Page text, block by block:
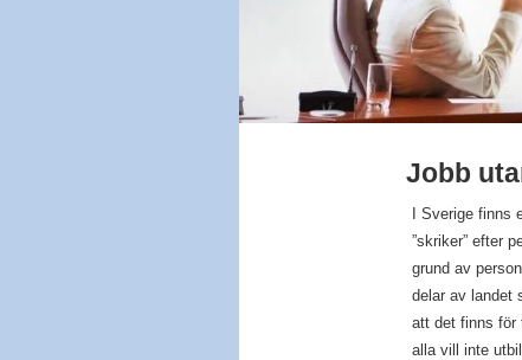
Jobb
I Sverige finns
”skriker” efter
grund av
delar av landet
att det finns för
alla vill inte